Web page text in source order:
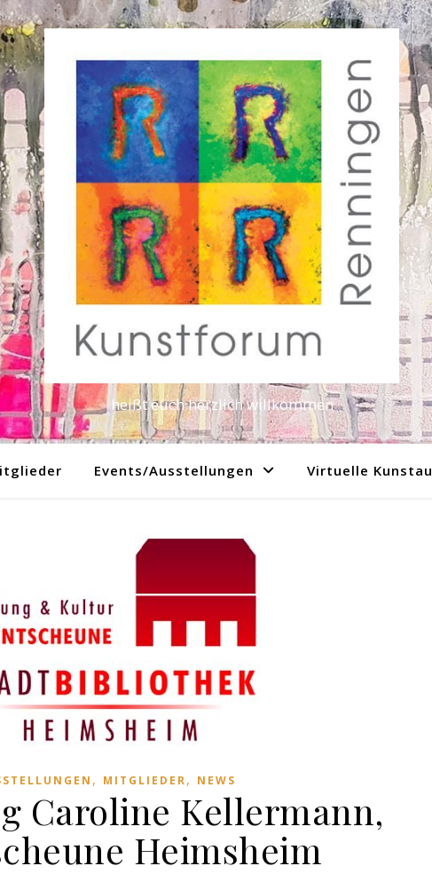
heißt euch herzlich willkommen
Events/Ausstellungen Virtuelle
, MITGLIEDER, NEWS
Caroline Kellermann,
Heimsheim